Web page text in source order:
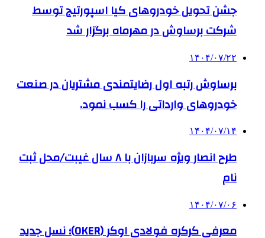
جشن تحویل خودروهای کیا اسپورتیج توسط
شرکت برساوش در مهرماه برگزار شد
۱۴۰۴/۰۷/۲۲
برساوش رتبه اول رضایتمندی مشتریان در صنعت
خودروهای وارداتی را کسب نمود.
۱۴۰۴/۰۷/۱۴
طرح انصار ویژه سربازان با ۸ سال غیبت/محل ثبت
نام
۱۴۰۴/۰۷/۰۶
معرفی کرکره فولادی اوکر (OKER)؛ نسل جدید